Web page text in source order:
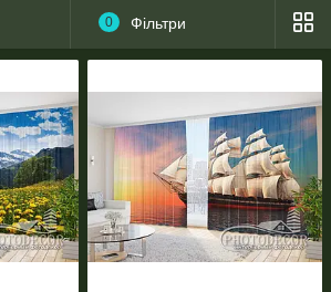
побажанням клієнта.
0 Фільтри